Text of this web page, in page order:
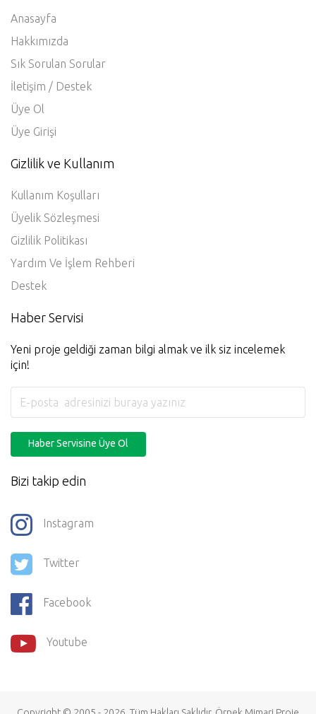
Anasayfa
Hakkımızda
Sık Sorulan Sorular
İletişim / Destek
Üye Ol
Üye Girişi
Gizlilik ve Kullanım
Kullanım Koşulları
Üyelik Sözleşmesi
Gizlilik Politikası
Yardım Ve İşlem Rehberi
Destek
Haber Servisi
Yeni proje geldiği zaman bilgi almak ve ilk siz incelemek
için!
Haber Servisine Üye Ol
Bizi takip edin
Instagram
Twitter
Facebook
Youtube